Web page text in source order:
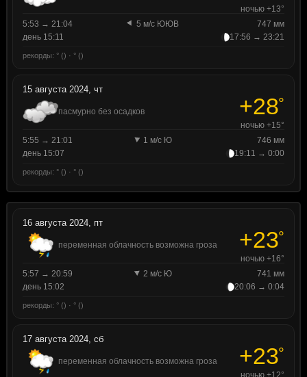
ночью +13°
5:53 → 21:04
5 м/с ЮЮВ
747 мм
день 15:11
17:56 → 23:21
рекорды: ° () · ° ()
15 августа 2024, чт
пасмурно без осадков +28°
ночью +15°
5:55 → 21:01
1 м/с Ю
746 мм
день 15:07
19:11 → 0:00
рекорды: ° () · ° ()
16 августа 2024, пт
переменная облачность возможна гроза +23°
ночью +16°
5:57 → 20:59
2 м/с Ю
741 мм
день 15:02
20:06 → 0:04
рекорды: ° () · ° ()
17 августа 2024, сб
переменная облачность возможна гроза +23°